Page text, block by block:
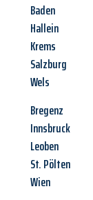
Baden
Hallein
Krems
Salzburg
Wels
Bregenz
Innsbruck
Leoben
St. Pölten
Wien